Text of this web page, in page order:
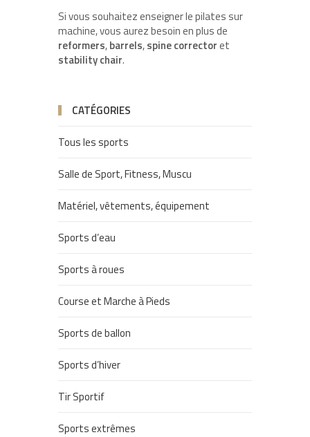
Si vous souhaitez enseigner le pilates sur
machine, vous aurez besoin en plus de
reformers,barrels,spine correctoret
stability chair.
CATÉGORIES
Tous les sports
Salle de Sport, Fitness, Muscu
Matériel, vêtements, équipement
Sports d’eau
Sports à roues
Course et Marche à Pieds
Sports de ballon
Sports d’hiver
Tir Sportif
Sports extrêmes